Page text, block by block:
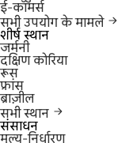
ई-कॉमर्स
सभी उपयोग के मामले
शीर्ष स्थान
जर्मनी
दक्षिण कोरिया
रूस
फ्रांस
ब्राज़ील
सभी स्थान
संसाधन
मूल्य-निर्धारण